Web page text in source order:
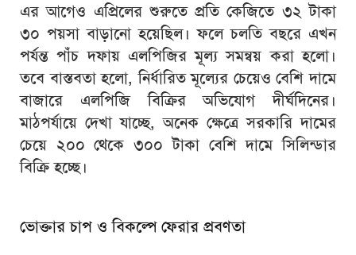
এর আগেও এপ্রিলের শুরুতে প্রতি কেজিতে ৩২ টাকা
৩০ পয়সা বাড়ানো হয়েছিল। ফলে চলতি বছরে এখন
পর্যন্ত পাঁচ দফায় এলপিজির মূল্য সমন্বয় করা হলো।
তবে বাস্তবতা হলো, নির্ধারিত মূল্যের চেয়েও বেশি দামে
বাজারে এলপিজি বিক্রির অভিযোগ দীর্ঘদিনের।
মাঠপর্যায়ে দেখা যাচ্ছে, অনেক ক্ষেত্রে সরকারি দামের
চেয়ে ২০০ থেকে ৩০০ টাকা বেশি দামে সিলিন্ডার
বিক্রি হচ্ছে।
ভোক্তার চাপ ও বিকল্পে ফেরার প্রবণতা